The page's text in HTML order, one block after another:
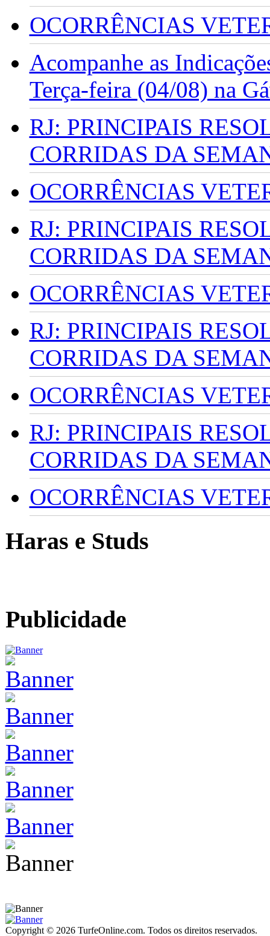
OCORRÊNCIAS
Acompanhe as
Terça-feira (04/08) na
RJ: PRINCIPAIS
CORRIDAS DA
OCORRÊNCIAS
RJ: PRINCIPAIS
CORRIDAS DA
OCORRÊNCIAS
RJ: PRINCIPAIS
CORRIDAS DA
OCORRÊNCIAS
RJ: PRINCIPAIS
CORRIDAS DA
OCORRÊNCIAS
Haras e Studs
Publicidade
Copyright © 2026 TurfeOnline.com. Todos os direitos reservados.